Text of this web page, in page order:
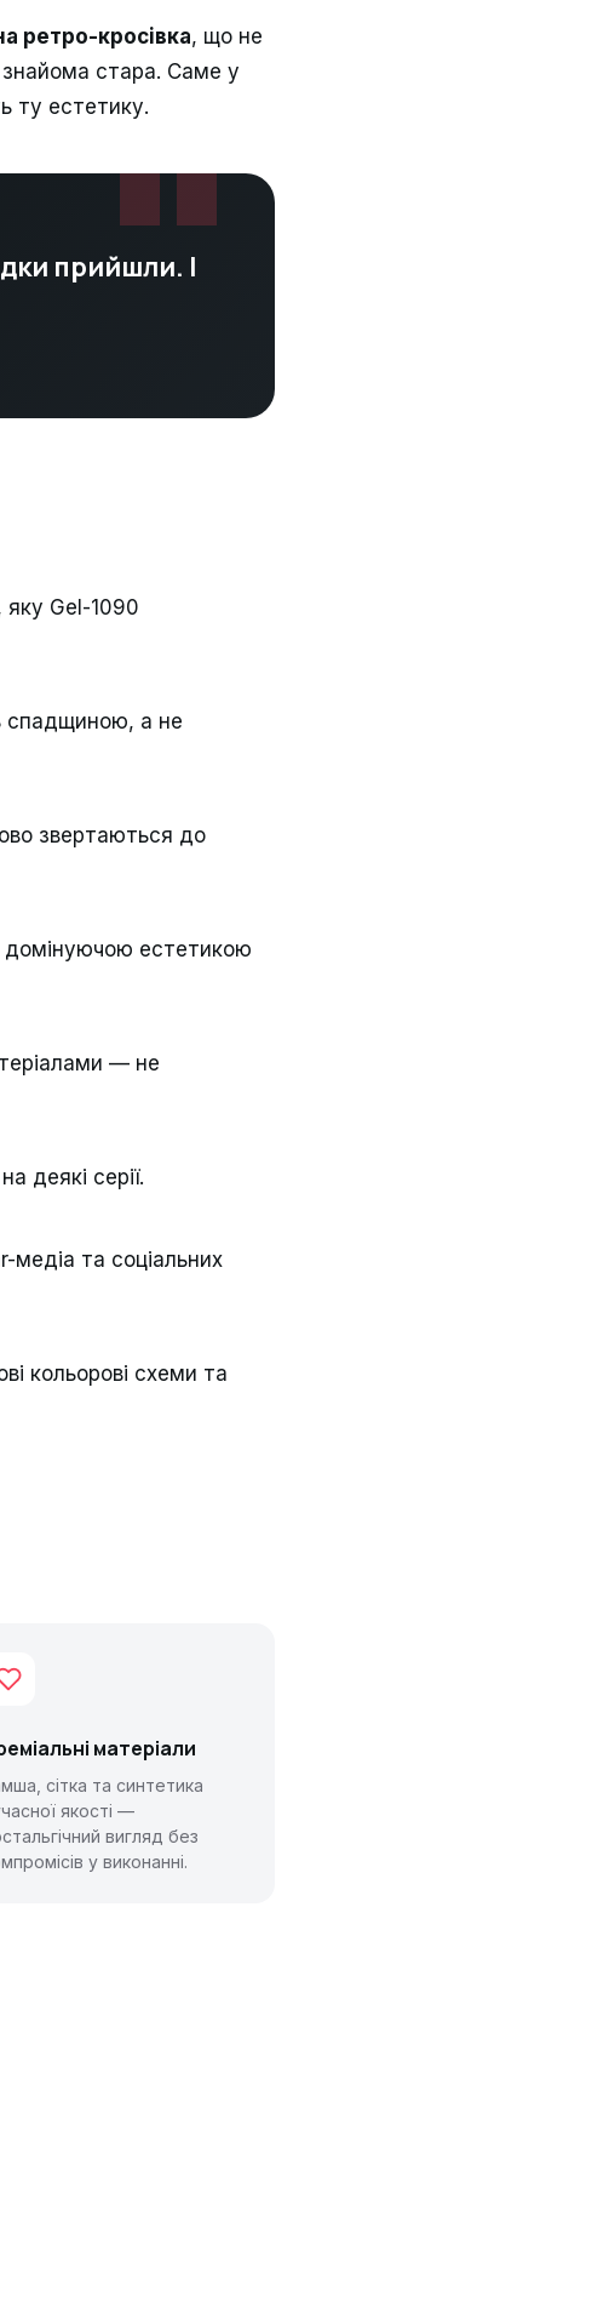
ретро-кросівка, що не
знайома стара. Саме у
ту естетику."
прийшли. І
яку Gel-1090
спадщиною, а не
звертаються до
домінуючою естетикою
— не
деякі серії.
медіа та соціальних
кольорові схеми та
матеріали
сітка та синтетика
якості —
вигляд без
у виконанні.